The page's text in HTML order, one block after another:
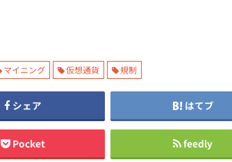
マイニング 仮想通貨 規制
シェア はてブ
Pocket feedly